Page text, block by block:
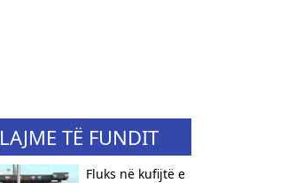
LAJME TË FUNDIT
Fluks në kufijtë e